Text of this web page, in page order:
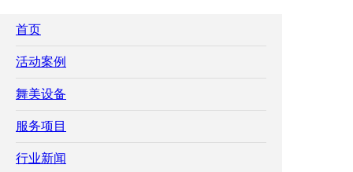
首页
活动案例
舞美设备
服务项目
行业新闻